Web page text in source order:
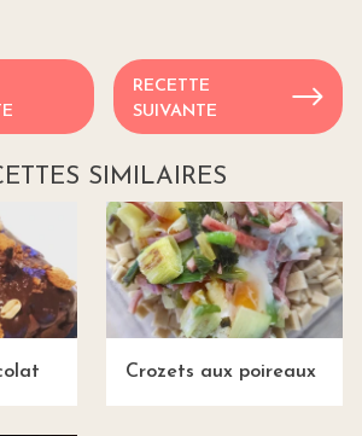
RECETTE
SUIVANTE
SIMILAIRES
Crozets aux poireaux